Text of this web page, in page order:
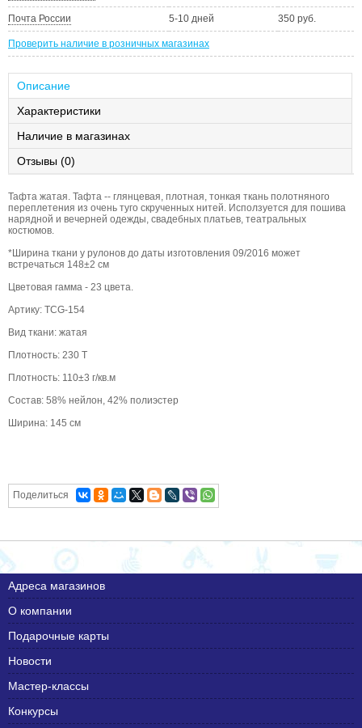
Почта России 5-10 дней 350 руб.
Проверить наличие в розничных магазинах
Описание
Характеристики
Наличие в магазинах
Отзывы (0)
Тафта жатая. Тафта -- глянцевая, плотная, тонкая ткань полотняного
переплетения из очень туго скрученных нитей. Исползуется для пошива
нарядной и вечерней одежды, свадебных платьев, театральных
костюмов.
*Ширина ткани у рулонов до даты изготовления 09/2016 может
встречаться 148±2 см
Цветовая гамма - 23 цвета.
Артику: TCG-154
Вид ткани: жатая
Плотность: 230 T
Плотность: 110±3 г/кв.м
Состав: 58% нейлон, 42% полиэстер
Ширина: 145 см
Поделиться
Адреса магазинов
О компании
Подарочные карты
Новости
Мастер-классы
Конкурсы